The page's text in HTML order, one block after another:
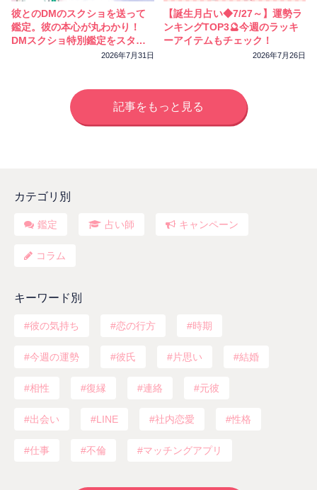
彼とのDMのスクショを送って
鑑定。彼の本心が丸わかり！
DMスクショ特別鑑定をスター
2026年7月31日
【誕生月占い◆7/27～】運勢ラ
ンキングTOP3🔮今週のラッキ
ーアイテムもチェック！
2026年7月26日
記事をもっと見る
カテゴリ別
鑑定 占い師 キャンペーン
コラム
キーワード別
彼の気持ち 恋の行方 時期
今週の運勢 彼氏 片思い 結婚
相性 復縁 連絡 元彼
出会い LINE 社内恋愛 性格
仕事 不倫 マッチングアプリ